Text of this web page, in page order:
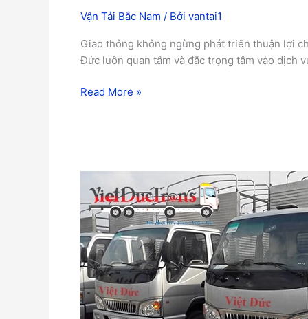
Vận Tải Bắc Nam / Bởi vantai1
Giao thông không ngừng phát triển thuận lợi
Đức luôn quan tâm và đặc trọng tâm vào dịch
Read More »
vụ
vận
toàn
quốc